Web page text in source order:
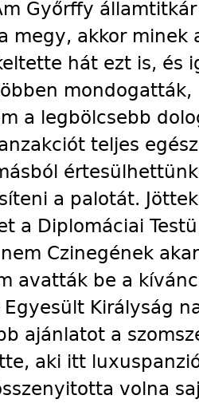
Győrffy
megy, akkor minek
hát ezt is, és
a legbölcsebb
teljes
a palotát.
a Diplomáciai
Czinegének
avatták be a
Királyság
ajánlatot a
aki itt
volna